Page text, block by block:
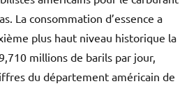
La consommation d’essence a
plus haut niveau historique la
millions de barils par jour,
du département américain de